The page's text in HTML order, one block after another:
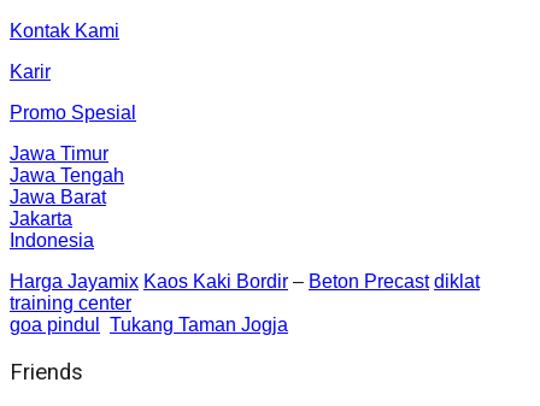
Kontak Kami
Karir
Promo Spesial
Jawa Timur
Jawa Tengah
Jawa Barat
Jakarta
Indonesia
Harga Jayamix Kaos Kaki Bordir – Beton Precast diklat
training center
goa pindul
Tukang Taman Jogja
Friends